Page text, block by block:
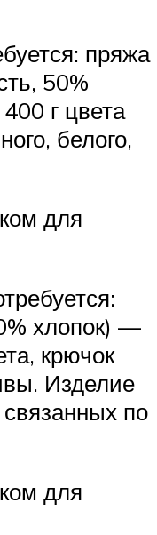
пряжа
50%
г цвета
белого,
для
хлопок) —
крючок
Изделие
связанных по
для